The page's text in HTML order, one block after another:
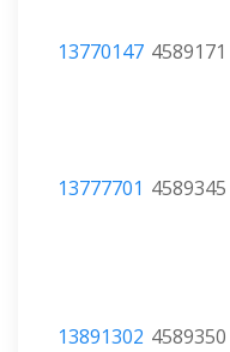
13770147 4589171
13777701 4589345
13891302 4589350